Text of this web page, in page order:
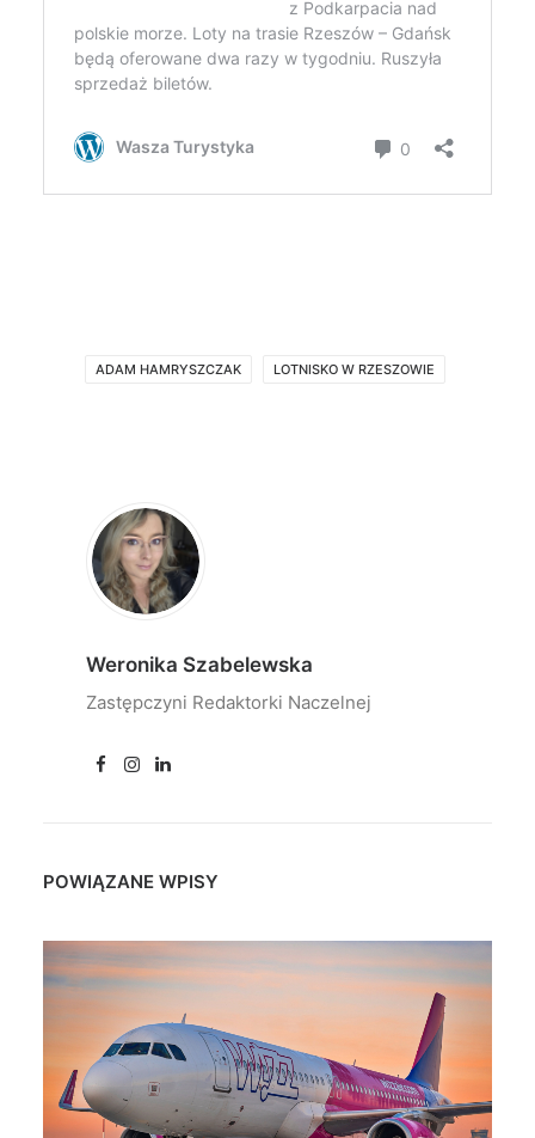
ADAM HAMRYSZCZAK LOTNISKO W RZESZOWIE
Weronika Szabelewska
Zastępczyni Redaktorki Naczelnej
POWIĄZANE WPISY